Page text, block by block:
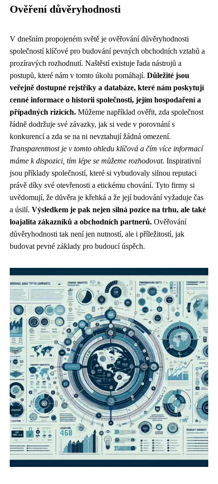
Ověření důvěryhodnosti
V dnešním propojeném světě je ověřování důvěryhodnosti
společností klíčové pro budování pevných obchodních vztahů a
prozíravých rozhodnutí. Naštěstí existuje řada nástrojů a
postupů, které nám v tomto úkolu pomáhají. Důležité jsou
veřejně dostupné rejstříky a databáze, které nám poskytují
cenné informace o historii společnosti, jejím hospodaření a
případných rizicích. Můžeme například ověřit, zda společnost
řádně dodržuje své závazky, jak si vede v porovnání s
konkurencí a zda se na ni nevztahují žádná omezení.
Transparentnost je v tomto ohledu klíčová a čím více informací
máme k dispozici, tím lépe se můžeme rozhodovat. Inspirativní
jsou příklady společností, které si vybudovaly silnou reputaci
právě díky své otevřenosti a etickému chování. Tyto firmy si
uvědomují, že důvěra je křehká a že její budování vyžaduje čas
a úsilí. Výsledkem je pak nejen silná pozice na trhu, ale také
loajalita zákazníků a obchodních partnerů. Ověřování
důvěryhodnosti tak není jen nutností, ale i příležitostí, jak
budovat pevné základy pro budoucí úspěch.